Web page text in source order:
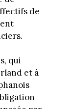
de
qui
et à